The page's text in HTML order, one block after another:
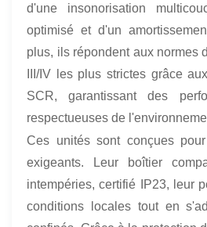
d'une insonorisation
optimisé et d'un
plus, ils répondent aux normes
III/IV les plus strictes grâce
SCR, garantissant des
respectueuses de
Ces unités sont conçues
exigeants. Leur boîtier
intempéries, certifié IP23, leur
conditions locales tout en